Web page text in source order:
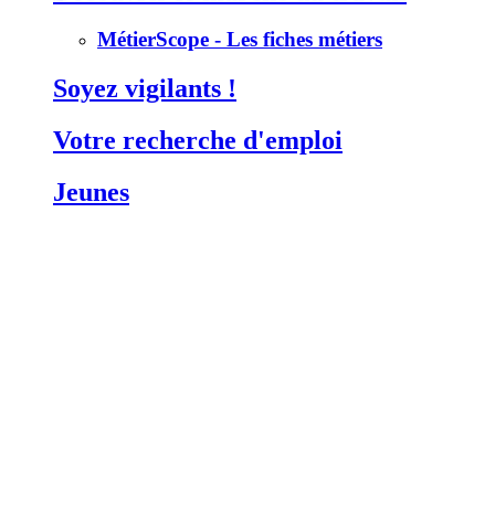
MétierScope - Les fiches métiers
Soyez vigilants !
Votre recherche d'emploi
Jeunes